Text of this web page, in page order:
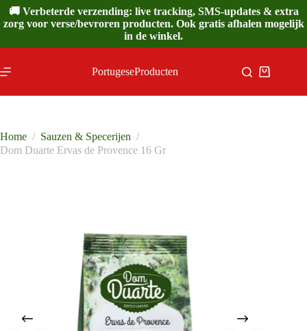
Ga
naar
de
🚚 Verbeterde verzending: live tracking, SMS-updates & extra
zorg voor verse/bevroren producten. Ook gratis afhalen mogelijk
in de winkel.
PortugeseProducten
Home / Sauzen & Specerijen /
Dom Duarte Ervas de Provence 16 Gr